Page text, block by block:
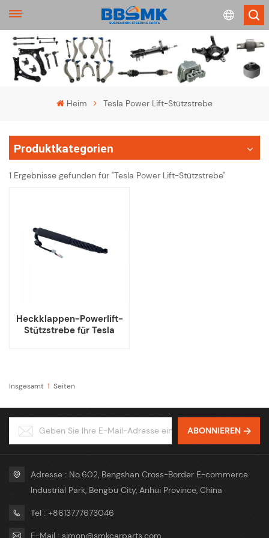
English
français
español
Heim Tesla Power Lift-Stützstrebe
Produktkategorien
1 Ergebnisse gefunden für "Tesla Power Lift-Stützstrebe"
Heckklappen-Powerlift-
Stützstrebe für Tesla
Insgesamt 1 Seiten
ABONNIEREN
Adresse : No.602, Bengshan Cross-Border E-commerce
Industrial Park, Bengbu City, Anhui Province, China
Tel : +8613777673046
E-Mail : simon@smkcarparts.com